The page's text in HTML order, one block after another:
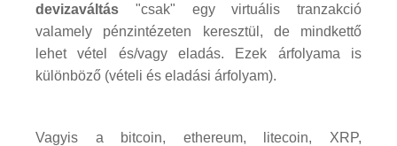
devizaváltás "csak" egy virtuális tranzakció
valamely pénzintézeten keresztül, de mindkettő
lehet vétel és/vagy eladás. Ezek árfolyama is
különböző (vételi és eladási árfolyam).
Vagyis a bitcoin, ethereum, litecoin, XRP,